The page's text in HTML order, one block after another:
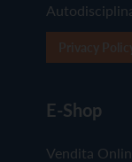
E-Shop
Vendita